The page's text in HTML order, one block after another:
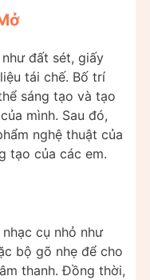
đất sét, giấy
tái chế. Bố trí
sáng tạo và tạo
mình. Sau đó,
nghệ thuật của
tạo của các em.
cụ nhỏ như
bộ gõ nhẹ để cho
thanh. Đồng thời,